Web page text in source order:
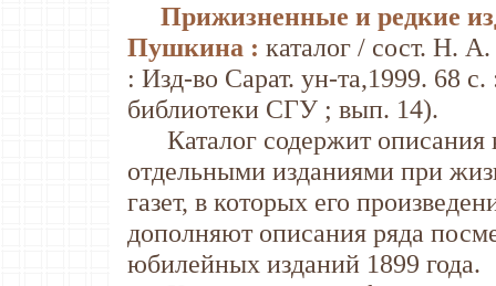
Прижизненные и редкие
Пушкина : каталог / сост. Н.
: Изд-во Сарат. ун-та,1999. 68
библиотеки СГУ ; вып. 14).
Каталог содержит
отдельными изданиями при
газет, в которых его
дополняют описания ряда
юбилейных изданий 1899 года.